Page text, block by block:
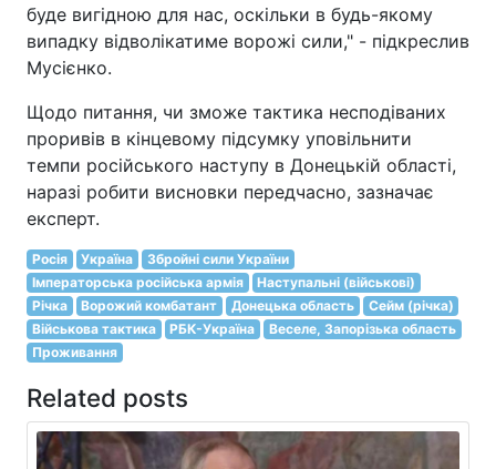
буде вигідною для нас, оскільки в будь-якому
випадку відволікатиме ворожі сили," - підкреслив
Мусієнко.
Щодо питання, чи зможе тактика несподіваних
проривів в кінцевому підсумку уповільнити
темпи російського наступу в Донецькій області,
наразі робити висновки передчасно, зазначає
експерт.
Росія Україна
Збройні сили України
Імператорська російська армія
Наступальні (військові)
Річка
Ворожий комбатант Донецька область
Сейм (річка)
Військова тактика
РБК-Україна
Веселе, Запорізька область
Проживання
Related posts